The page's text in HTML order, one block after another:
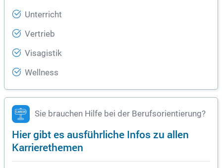
Unterricht
Vertrieb
Visagistik
Wellness
Sie brauchen Hilfe bei der Berufsorientierung?
Hier gibt es ausführliche Infos zu allen
Karrierethemen